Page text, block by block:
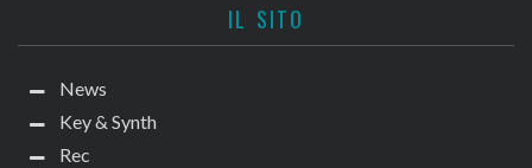
IL SITO
News
Key & Synth
Rec